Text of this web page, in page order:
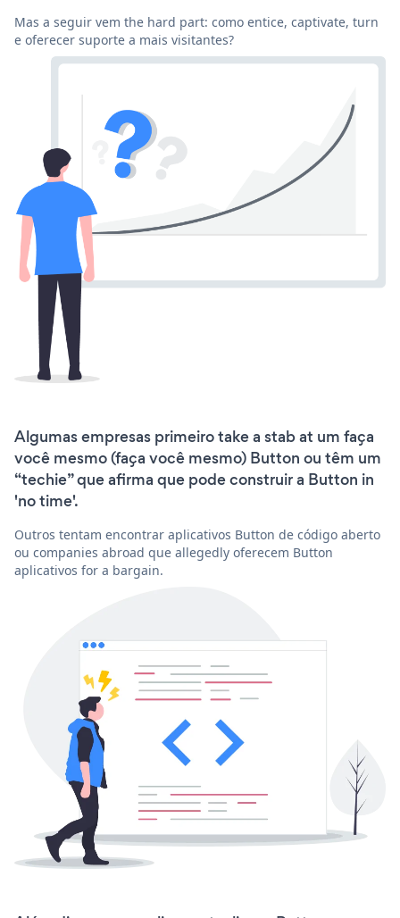
Mas a seguir vem the hard part: como entice, captivate, turn
e oferecer suporte a mais visitantes?
Algumas empresas primeiro take a stab at um faça
você mesmo (faça você mesmo) Button ou têm um
“techie” que afirma que pode construir a Button in
'no time'.
Outros tentam encontrar aplicativos Button de código aberto
ou companies abroad que allegedly oferecem Button
aplicativos for a bargain.